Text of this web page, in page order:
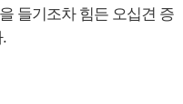
들기조차 힘든 오십견 증